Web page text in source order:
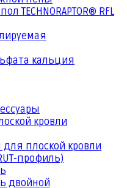
RFL
кальция
кровли
плоской кровли
профиль)
двойной